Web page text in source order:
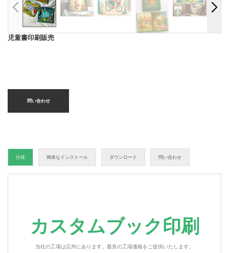
児童書印刷販売
問い合わせ
仕様 簡単なインストール ダウンロード 問い合わせ
カスタムブック印刷
当社の工場は広州にあります。最良の工場価格をご提供いたします。